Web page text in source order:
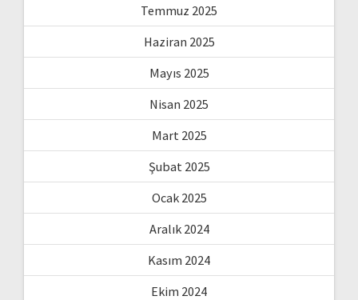
Temmuz 2025
Haziran 2025
Mayıs 2025
Nisan 2025
Mart 2025
Şubat 2025
Ocak 2025
Aralık 2024
Kasım 2024
Ekim 2024